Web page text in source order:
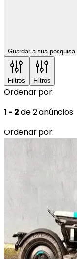
Guardar a sua pesquisa
Filtros Filtros
Ordenar por:
1 - 2 de 2 anúncios
Ordenar por: